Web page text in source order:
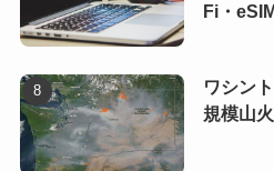
Fi・
ワシン
規模山